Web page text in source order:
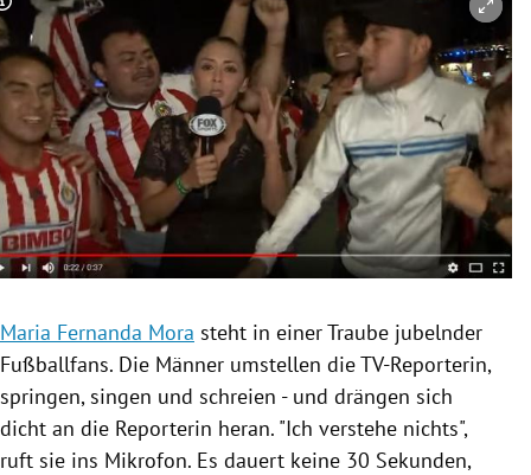
Untermenü
Untermenü
Untermenü
Untermenü
Untermenü
Untermenü
Copyright-Hinweis öffnen/schließen
Maria Fernanda Mora steht in einer Traube jubelnder
Fußballfans. Die Männer umstellen die TV-Reporterin,
springen, singen und schreien - und drängen sich
dicht an die Reporterin heran. "Ich verstehe nichts",
ruft sie ins Mikrofon. Es dauert keine 30 Sekunden,